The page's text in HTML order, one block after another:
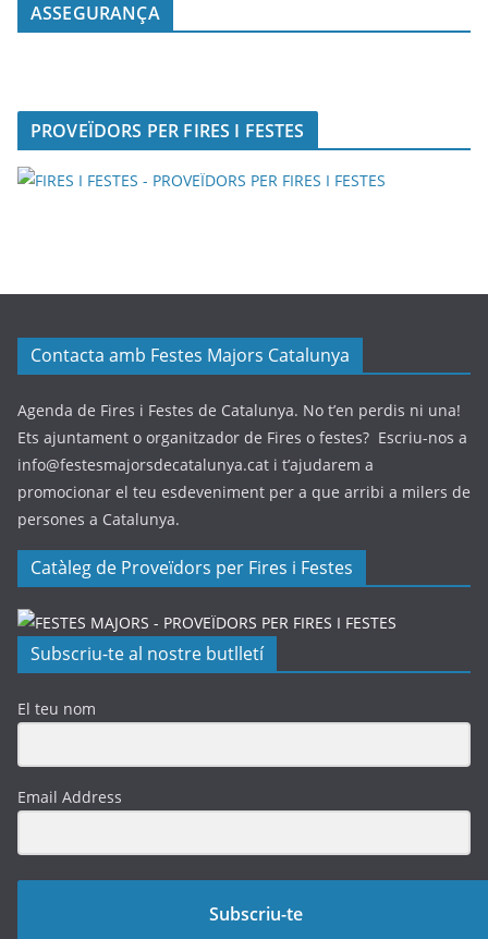
ASSEGURANÇA
PROVEÏDORS PER FIRES I FESTES
Contacta amb Festes Majors Catalunya
Agenda de Fires i Festes de Catalunya. No t’en perdis ni una!
Ets ajuntament o organitzador de Fires o festes? Escriu-nos a
info@festesmajorsdecatalunya.cat i t’ajudarem a
promocionar el teu esdeveniment per a que arribi a milers de
persones a Catalunya.
Catàleg de Proveïdors per Fires i Festes
Subscriu-te al nostre butlletí
El teu nom
Email Address
Subscriu-te